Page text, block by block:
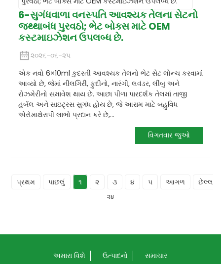
6-સુગંધવાળા વનસ્પતિ આવશ્યક તેલના સેટનો
જથ્થાબંધ પુરવઠો; ભેટ બોક્સ માટે OEM
કસ્ટમાઇઝેશન ઉપલબ્ધ છે.
૨૦૨૬-૦૬-૨૫
એક નવો 6×10ml કુદરતી આવશ્યક તેલનો ભેટ સેટ લોન્ચ કરવામાં
આવ્યો છે, જેમાં નીલગિરી, ફુદીનો, નારંગી, લવંડર, લીંબુ અને
રોઝમેરીનો સમાવેશ થાય છે. આછા પીળા પારદર્શક તેલમાં તાજી
હર્બલ અને સાઇટ્રસ સુગંધ હોય છે, જે આરામ માટે બહુવિધ
એરોમાથેરાપી લાભો પ્રદાન કરે છે,...
વિગતવાર જુઓ
પ્રથમ પાછલું ૧ ૨ ૩ ૪ ૫ આગળ છેલ્લા
૨૪
અમારા વિશે ઉત્પાદનો સમાચાર